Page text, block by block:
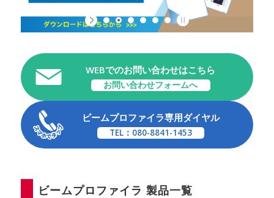
WEBでのお問い合わせはこちら
お問い合わせフォームへ
ビームプロファイラ専用ダイヤル
TEL：080-8841-1453
ビームプロファイラ 製品一覧